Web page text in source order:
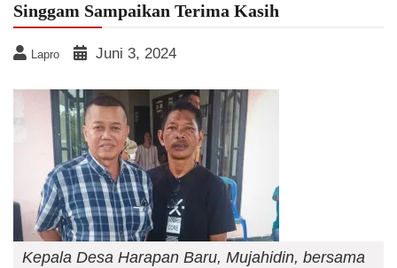
Singgam Sampaikan Terima Kasih
Lapro Juni 3, 2024
Kepala Desa Harapan Baru, Mujahidin, bersama